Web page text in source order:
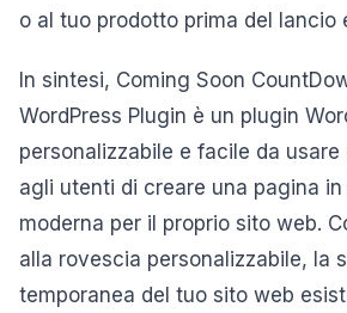
o al tuo prodotto prima del lancio
In sintesi, Coming Soon
WordPress Plugin è un plugin
personalizzabile e facile da
agli utenti di creare una pagina
moderna per il proprio sito web.
alla rovescia personalizzabile, la
temporanea del tuo sito web